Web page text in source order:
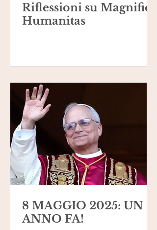
Riflessioni su Magnifica
Humanitas
8 MAGGIO 2025: UN
ANNO FA!